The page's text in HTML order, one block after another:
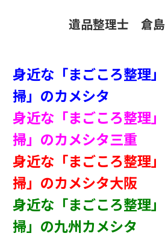
遺品整理士 倉
身近な「まごころ整理
掃」のカメシタ
身近な「まごころ整理
掃」のカメシタ三重
身近な「まごころ整理
掃」のカメシタ大阪
身近な「まごころ整理
掃」の九州カメシタ